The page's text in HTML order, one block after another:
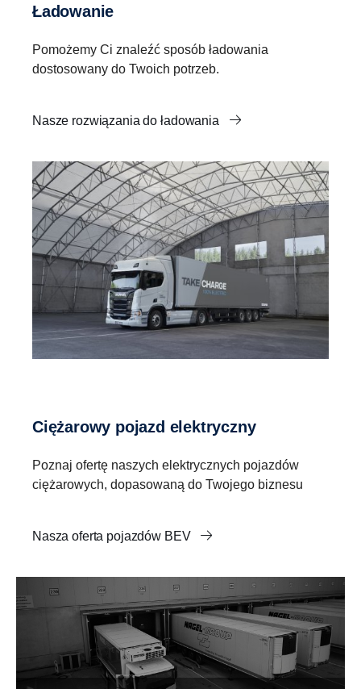
Ładowanie
Pomożemy Ci znaleźć sposób ładowania
dostosowany do Twoich potrzeb.
Nasze rozwiązania do ładowania
Ciężarowy pojazd elektryczny
Poznaj ofertę naszych elektrycznych pojazdów
ciężarowych, dopasowaną do Twojego biznesu
Nasza oferta pojazdów BEV